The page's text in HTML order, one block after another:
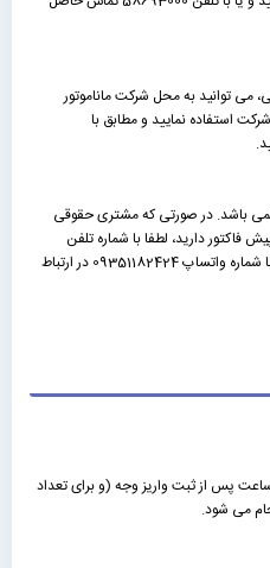
توانید به محل شرکت ماناموتور
استفاده نمایید و مطابق با
باشد. در صورتی که مشتری حقوقی
دارید، لطفا با شماره تلفن
02158693000 یا تماس بگیرید و یا با ما با شماره واتساپ 09351182424 در ارتباط
تحویل حضوری سفارش حداکثر 6 ساعت پس از ثبت واریز وجه (و برای تعداد
می شود.